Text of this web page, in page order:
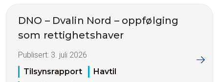
DNO – Dvalin Nord – oppfølging
som rettighetshaver
Publisert: 3. juli 2026
Tilsynsrapport
Havtil